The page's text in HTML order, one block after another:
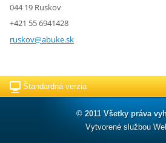
044 19 Ruskov
+421 55 6941428
ruskov@abuke.sk
Štandardná verzia
© 2011 Všetky práva
Vytvorené službou